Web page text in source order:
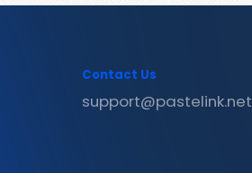
Contact Us
support@pastelink.net